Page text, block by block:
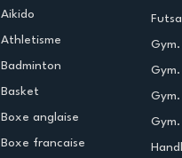
Aikido
Athletisme
Badminton
Basket
Boxe anglaise
Boxe francaise